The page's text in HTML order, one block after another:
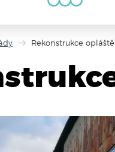
Rekonstrukce